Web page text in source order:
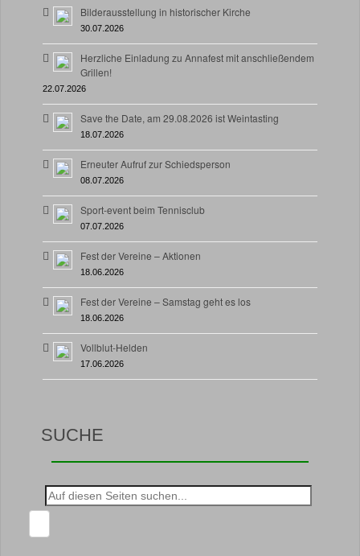
Bilderausstellung in historischer Kirche
30.07.2026
Herzliche Einladung zu Annafest mit anschließendem
Grillen!
22.07.2026
Save the Date, am 29.08.2026 ist Weintasting
18.07.2026
Erneuter Aufruf zur Schiedsperson
08.07.2026
Sport-event beim Tennisclub
07.07.2026
Fest der Vereine – Aktionen
18.06.2026
Fest der Vereine – Samstag geht es los
18.06.2026
Vollblut-Helden
17.06.2026
SUCHE
Suche
nach: